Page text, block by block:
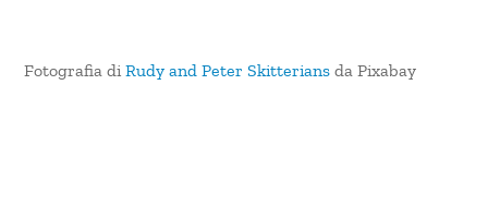
Fotografia diRudy and Peter Skitterians da Pixabay